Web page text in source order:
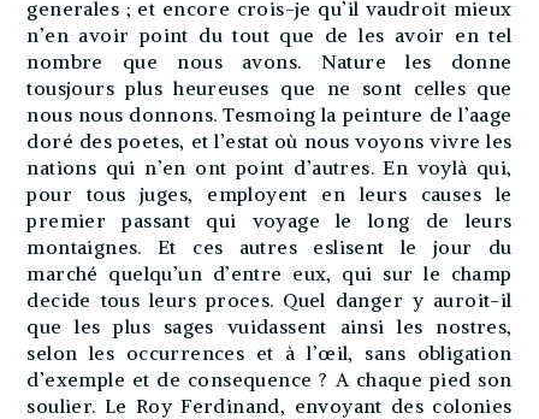
generales ; et encore crois-je qu’il vaudroit mieux
n’en avoir point du tout que de les avoir en tel
nombre que nous avons. Nature les donne
tousjours plus heureuses que ne sont celles que
nous nous donnons. Tesmoing la peinture de l’aage
doré des poetes, et l’estat où nous voyons vivre les
nations qui n’en ont point d’autres. En voylà qui,
pour tous juges, employent en leurs causes le
premier passant qui voyage le long de leurs
montaignes. Et ces autres eslisent le jour du
marché quelqu’un d’entre eux, qui sur le champ
decide tous leurs proces. Quel danger y auroit-il
que les plus sages vuidassent ainsi les nostres,
selon les occurrences et à l’œil, sans obligation
d’exemple et de consequence ? A chaque pied son
soulier. Le Roy Ferdinand, envoyant des colonies